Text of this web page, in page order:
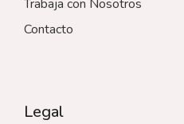
Trabaja con Nosotros
Contacto
Legal